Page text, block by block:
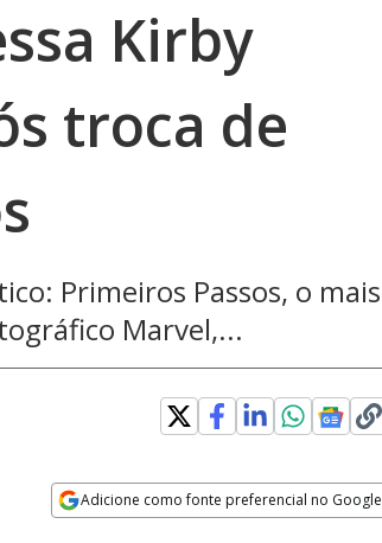
Kirby
troca de
Primeiros Passos, o mais
Marvel,...
Adicione como fonte preferencial no Google